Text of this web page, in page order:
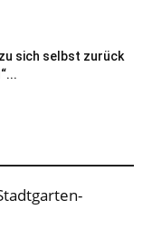
sich selbst zurück